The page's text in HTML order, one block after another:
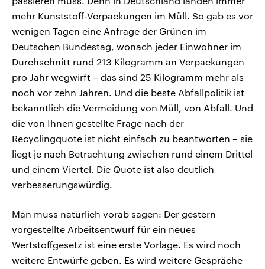
mehr Kunststoff-Verpackungen im Müll. So gab es vor
wenigen Tagen eine Anfrage der Grünen im
Deutschen Bundestag, wonach jeder Einwohner im
Durchschnitt rund 213 Kilogramm an Verpackungen
pro Jahr wegwirft – das sind 25 Kilogramm mehr als
noch vor zehn Jahren. Und die beste Abfallpolitik ist
bekanntlich die Vermeidung von Müll, von Abfall. Und
die von Ihnen gestellte Frage nach der
Recyclingquote ist nicht einfach zu beantworten – sie
liegt je nach Betrachtung zwischen rund einem Drittel
und einem Viertel. Die Quote ist also deutlich
verbesserungswürdig.
Man muss natürlich vorab sagen: Der gestern
vorgestellte Arbeitsentwurf für ein neues
Wertstoffgesetz ist eine erste Vorlage. Es wird noch
weitere Entwürfe geben. Es wird weitere Gespräche